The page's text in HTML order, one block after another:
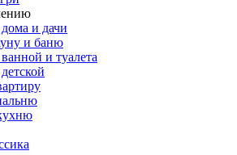
и дачи
и баню
и туалета